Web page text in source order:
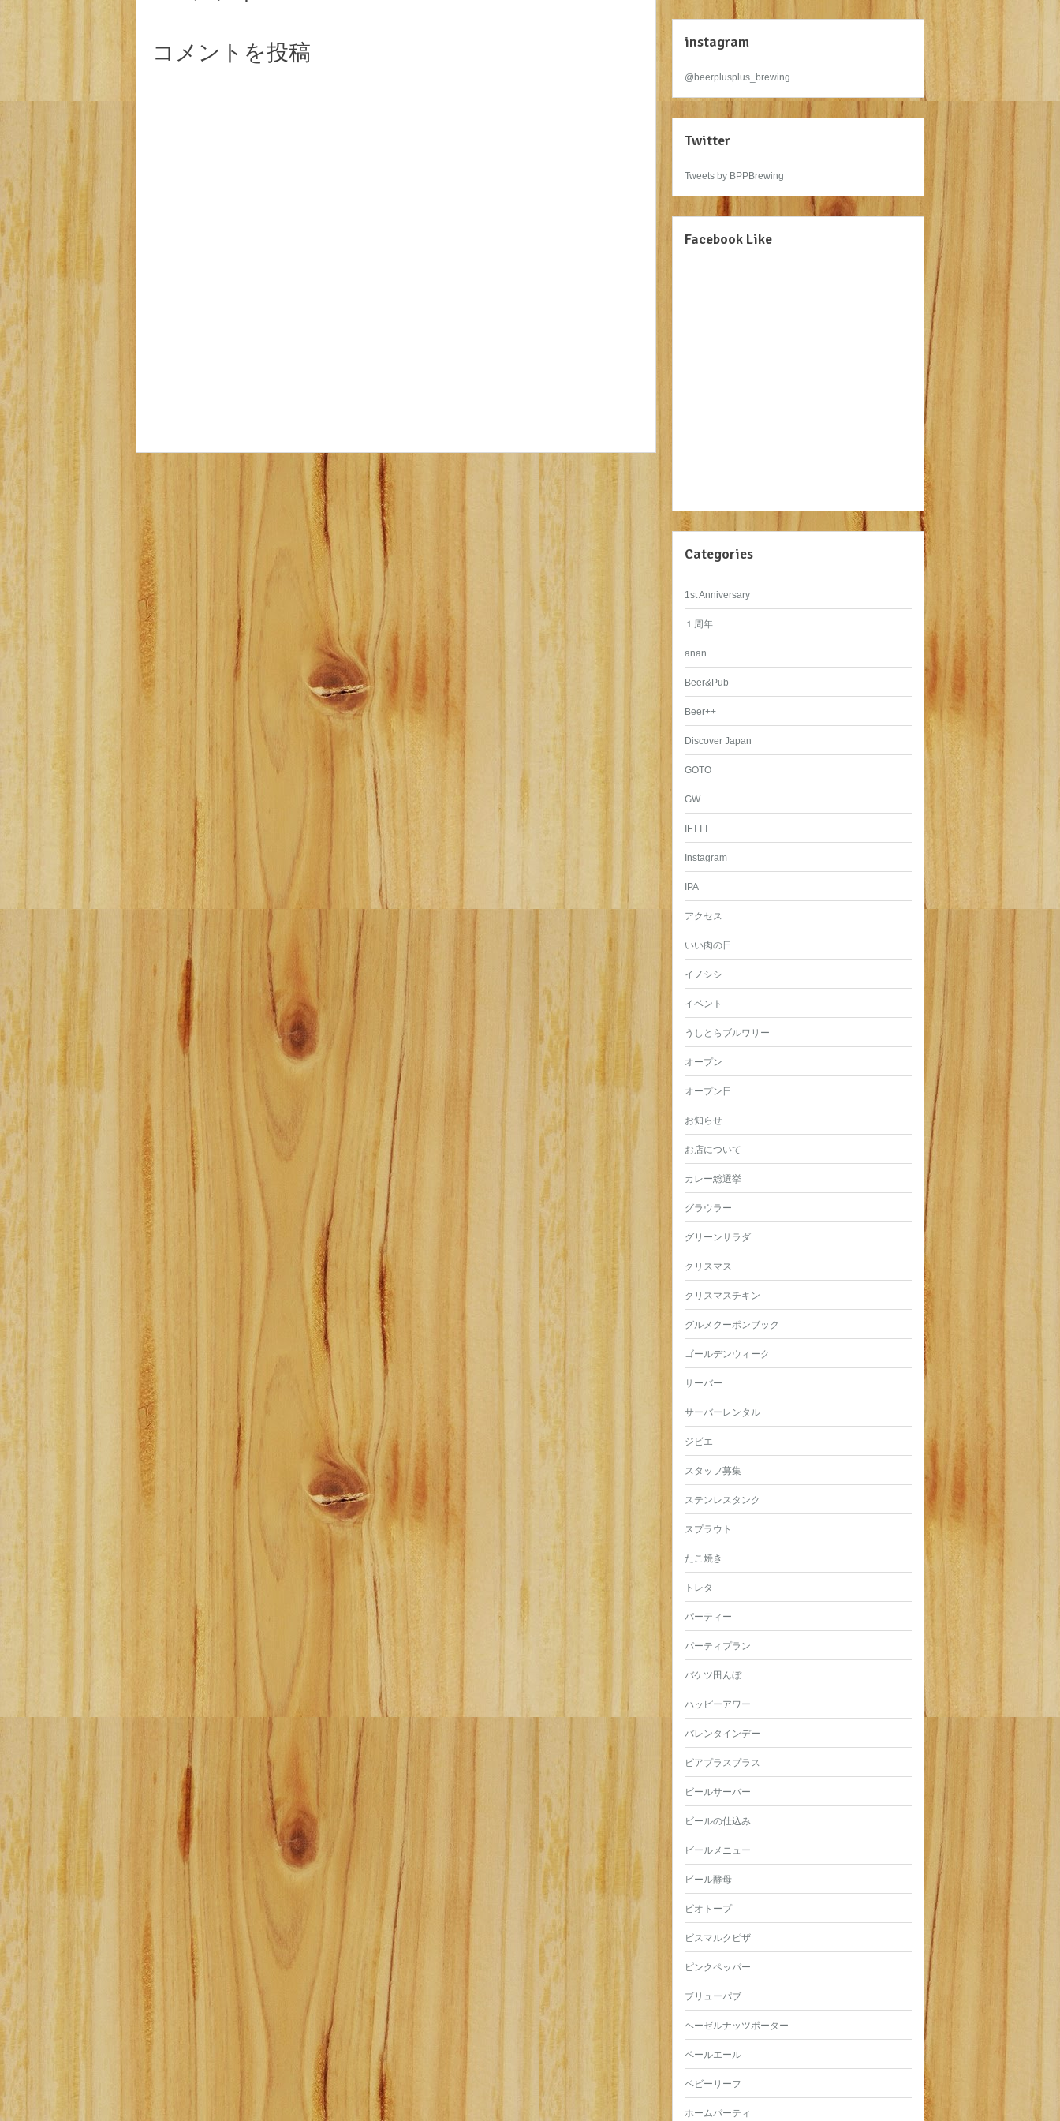
コメントを投稿 instagram
@beerplusplus_brewing
Twitter
Tweets by BPPBrewing
Facebook Like
Categories
1st Anniversary
１周年
anan
Beer&Pub
Beer++
Discover Japan
GOTO
GW
IFTTT
Instagram
IPA
アクセス
いい肉の日
イノシシ
イベント
うしとらブルワリー
オープン
オープン日
お知らせ
お店について
カレー総選挙
グラウラー
グリーンサラダ
クリスマス
クリスマスチキン
グルメクーポンブック
ゴールデンウィーク
サーバー
サーバーレンタル
ジビエ
スタッフ募集
ステンレスタンク
スプラウト
たこ焼き
トレタ
パーティー
パーティプラン
バケツ田んぼ
ハッピーアワー
バレンタインデー
ビアプラスプラス
ビールサーバー
ビールの仕込み
ビールメニュー
ビール酵母
ビオトープ
ビスマルクピザ
ピンクペッパー
ブリューパブ
ヘーゼルナッツポーター
ペールエール
ベビーリーフ
ホームパーティ